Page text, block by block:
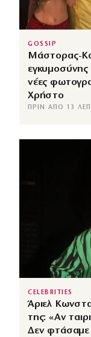
GOSSIP
Μάστορας-
νέες
Χρήστο
ΠΡΙΝ ΑΠΌ 13
CELEBRITIES
Άριελ
της: «Αν
Δεν φτάσαμε